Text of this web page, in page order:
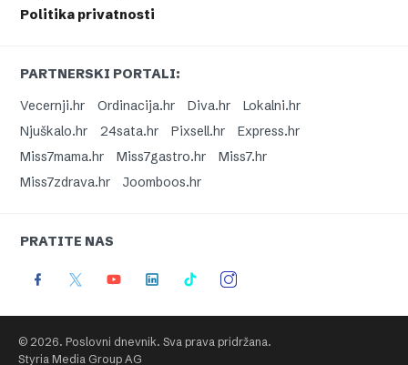
Politika privatnosti
PARTNERSKI PORTALI:
Vecernji.hr
Ordinacija.hr Diva.hr
Lokalni.hr
Njuškalo.hr
24sata.hr Pixsell.hr
Express.hr
Miss7mama.hr
Miss7gastro.hr
Miss7.hr
Miss7zdrava.hr
Joomboos.hr
PRATITE NAS
© 2026. Poslovni dnevnik. Sva prava pridržana.
Styria Media Group AG